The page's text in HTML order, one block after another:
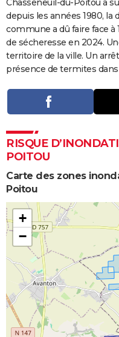
S'inscrire
Se connecter
Lycées
Collèges
Primaires
Universités
Entreprises
Service militaire
Avis de recherche
AVIS DE DÉCÈS
FORUM
Bricolage
Lifestyle
Culture
Sport
Auto
Television
Voyage
Cinema
Chasseneuil-du-Poitou a
depuis les années 1980, la
commune a dû faire face à
de sécheresse en 2024.
territoire de la ville. Un
présence de termites
RISQUE
POITOU
Carte des zones
Poitou
+
−